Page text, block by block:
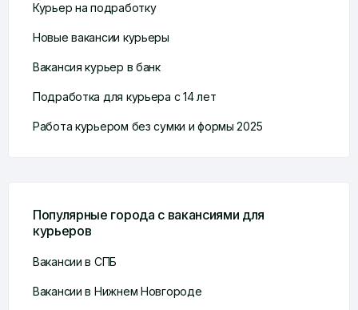
Курьер на подработку
Новые вакансии курьеры
Вакансия курьер в банк
Подработка для курьера с 14 лет
Работа курьером без сумки и формы 2025
Популярные города с вакансиями для
курьеров
Вакансии в СПБ
Вакансии в Нижнем Новгороде